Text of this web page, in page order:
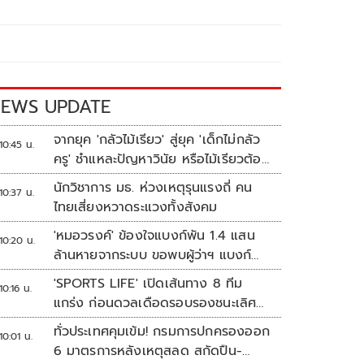
UPDATE
10:45 น.
จากยุค 'กลัวไม้เรียว' สู่ยุค 'เด็กไม่กลัว
ครู' ชำแหละปัญหาวินัย หรือไม้เรียวต้อง
กลับมา?
10:37 น.
นักวิชาการ มธ. ห่วงเหตุรุนแรงถี่ คน
ไทยเสี่ยงหวาดระแวงทั้งสังคม
10:20 น.
'หมอวรงค์' ข้องใจแบงก์พัน 1.4 แสน
ล้านหายจากระบบ ขอพบผู้ว่าฯ แบงก์
ชาติ
10:16 น.
'SPORTS LIFE' เปิดเส้นทาง 8 ทีม
แกร่ง ก่อนดวลเดือดรอบรองชนะเลิศ
ศึก 'วอลเลย์บอลนักเรียน แชมป์
กีฬา 7HD 2026'
10:01 น.
ทั่วประเทศคุมเข้ม! กรมการปกครองออก
6 มาตรการหลังเหตุสลด สกัดปืน-